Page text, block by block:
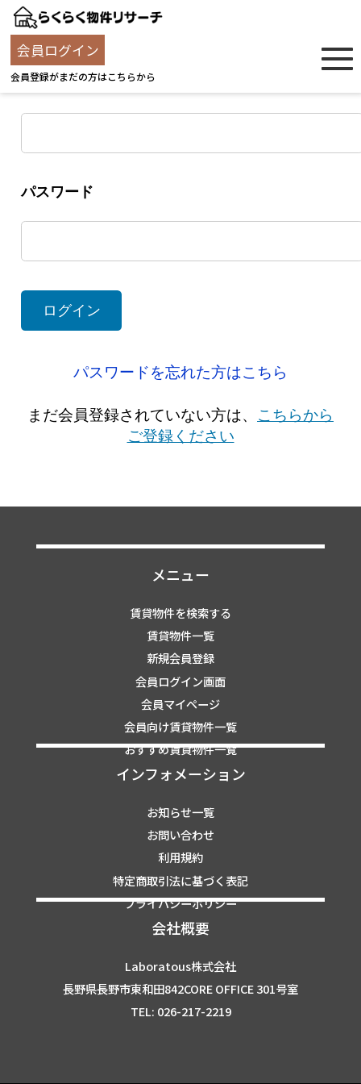
会員ログイン
会員登録がまだの方はこちらから
ユーザー名
パスワード
パスワードを忘れた方はこちら
まだ会員登録されていない方は、 こちらから
ご登録ください
メニュー
賃貸物件を検索する
賃貸物件一覧
新規会員登録
会員ログイン画面
会員マイページ
会員向け賃貸物件一覧
おすすめ賃貸物件一覧
インフォメーション
お知らせ一覧
お問い合わせ
利用規約
特定商取引法に基づく表記
プライバシーポリシー
会社概要
Laboratous株式会社
長野県長野市東和田842CORE OFFICE 301号室
TEL: 026-217-2219